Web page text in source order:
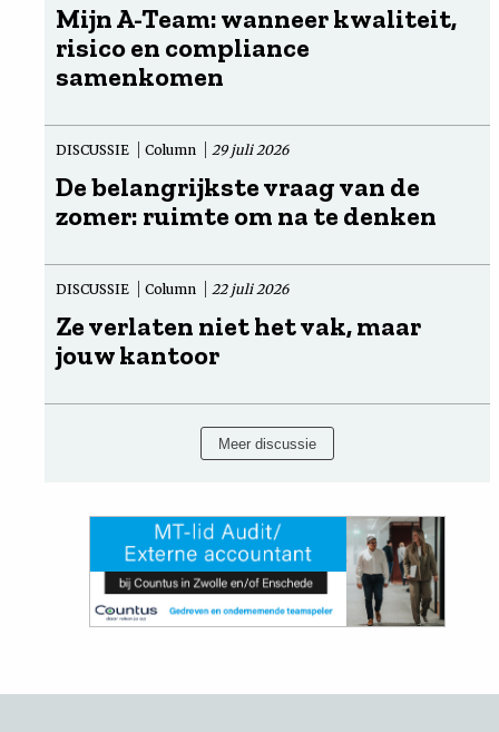
Mijn A-Team: wanneer kwaliteit,
risico en compliance
samenkomen
DISCUSSIE Column 29 juli 2026
De belangrijkste vraag van de
zomer: ruimte om na te denken
DISCUSSIE Column 22 juli 2026
Ze verlaten niet het vak, maar
jouw kantoor
Meer discussie